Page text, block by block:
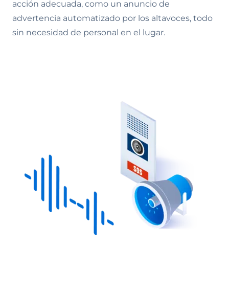
acción adecuada, como un anuncio de
advertencia automatizado por los altavoces, todo
sin necesidad de personal en el lugar.